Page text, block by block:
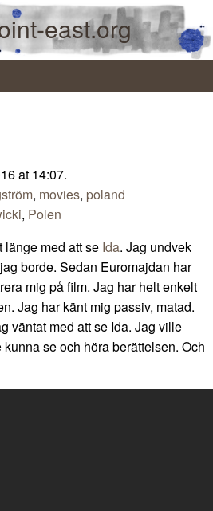
east.org
at 14:07.
, movies, poland
, Polen
länge med att se Ida. Jag undvek
borde. Sedan Euromajdan har
mig på film. Jag har helt enkelt
Jag har känt mig passiv, matad.
väntat med att se Ida. Jag ville
se och höra berättelsen. Och